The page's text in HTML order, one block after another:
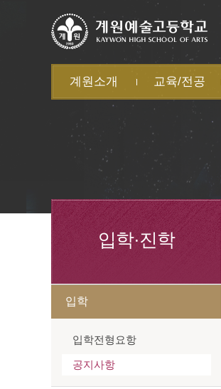
계원소개
캠퍼스 소개
교직원 소개
법인 소개
교육/전공
학교교육계획서
미술과
음악과
무용과
연극영화과
입학·진학
입학
입학전형요항
공지사항